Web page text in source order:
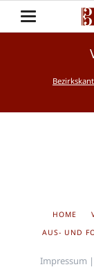
HOME
AUS- UND
Impressum |